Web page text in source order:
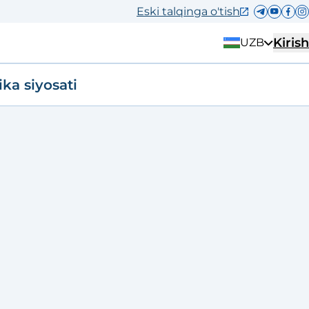
Eski talqinga o'tish
UZB Kirish
siyosati